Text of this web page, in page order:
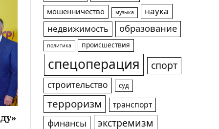
мошенничество музыка
наука
недвижимость
образование
политика происшествия
спецоперация спорт
строительство суд
терроризм транспорт
финансы экстремизм